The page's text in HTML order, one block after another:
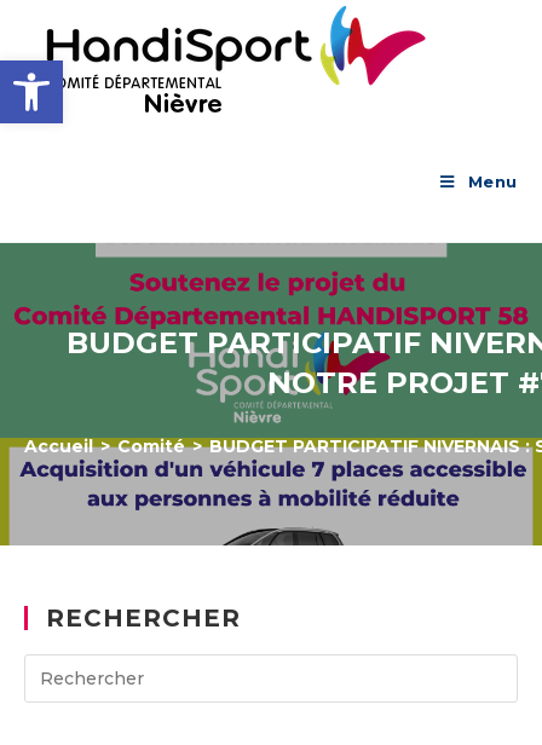
Ouvrir la barre d’outils
content
Menu
BUDGET PARTICIPATIF
NOTRE PROJET
Accueil > Comité > BUDGET PARTICIPATIF NIVERNAIS
RECHERCHER
Search
for: